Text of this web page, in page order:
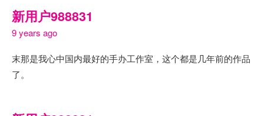
新用户988831
9 years ago
末那是我心中国内最好的手办工作室，这个都是几年前的作品
了。